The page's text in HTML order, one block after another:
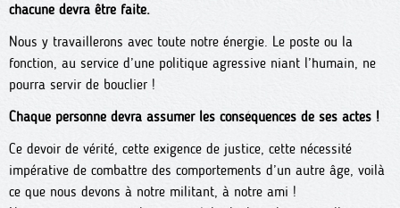
chacune devra être faite.
Nous y travaillerons avec toute notre énergie. Le poste ou la
fonction, au service d’une politique agressive niant l’humain, ne
pourra servir de bouclier !
Chaque personne devra assumer les conséquences de ses actes !
Ce devoir de vérité, cette exigence de justice, cette nécessité
impérative de combattre des comportements d’un autre âge, voilà
ce que nous devons à notre militant, à notre ami !